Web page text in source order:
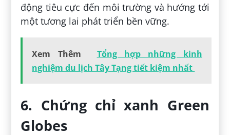
động tiêu cực đến môi trường và hướng tới
một tương lai phát triển bền vững.
Xem Thêm
Tổng hợp những kinh
nghiệm du lịch Tây Tạng tiết kiệm nhất
6. Chứng chỉ xanh Green
Globes